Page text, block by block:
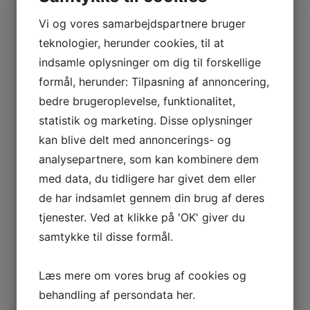
Ar kamuflage
Vi og vores samarbejdspartnere bruger
teknologier, herunder cookies, til at
indsamle oplysninger om dig til forskellige
formål, herunder: Tilpasning af annoncering,
bedre brugeroplevelse, funktionalitet,
statistik og marketing. Disse oplysninger
kan blive delt med annoncerings- og
analysepartnere, som kan kombinere dem
med data, du tidligere har givet dem eller
de har indsamlet gennem din brug af deres
tjenester. Ved at klikke på 'OK' giver du
samtykke til disse formål.
Læs mere om vores brug af cookies og
behandling af persondata her.